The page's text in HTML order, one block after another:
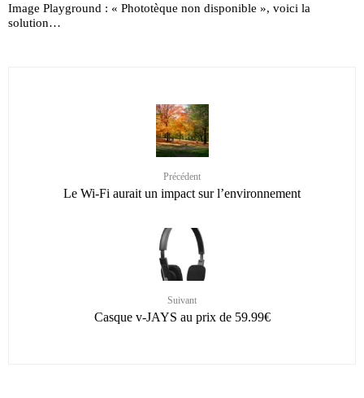
Image Playground : « Phototèque non disponible », voici la
solution…
Précédent
Le Wi-Fi aurait un impact sur l’environnement
Suivant
Casque v-JAYS au prix de 59.99€